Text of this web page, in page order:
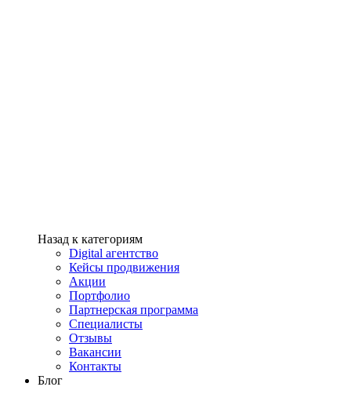
Назад к категориям
Digital агентство
Кейсы продвижения
Акции
Портфолио
Партнерская программа
Специалисты
Отзывы
Вакансии
Контакты
Блог